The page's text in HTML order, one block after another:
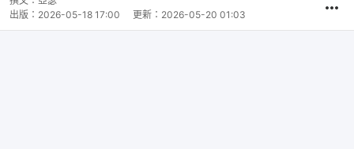
出版： 2026-05-18 17:00 更新： 2026-05-20 01:03